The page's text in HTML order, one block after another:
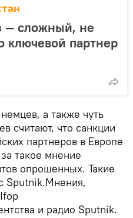
— сложный, не
ключевой партнер
а также чуть
считают, что санкции
партнеров в Европе
такое мнение
опрошенных. Такие
Sputnik.Мнения,
и радио Sputnik.